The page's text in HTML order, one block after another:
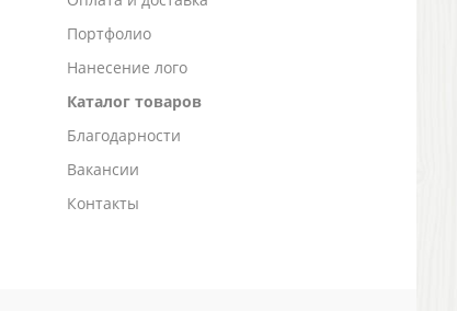
Портфолио
Нанесение лого
Каталог товаров
Благодарности
Вакансии
Контакты